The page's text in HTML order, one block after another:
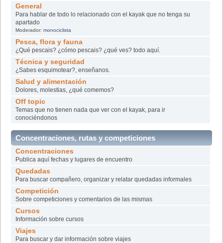
General
Para hablar de todo lo relacionado con el kayak que no tenga su
apartado
Moderador: monociclista
Pesca, flora y fauna
¿Qué pescais? ¿cómo pescais? ¿qué ves? todo aquí.
Técnica y seguridad
¿Sabes esquimotear?, enseñanos.
Salud y alimentación
Dolores, molestias, ¿qué comemos?
Off topic
Temas que no tienen nada que ver con el kayak, para ir
conociéndonos
Concentraciones, rutas y competiciones
Concentraciones
Publica aquí fechas y lugares de encuentro
Quedadas
Para buscar compañero, organizar y relatar quedadas informales
Competición
Sobre competiciones y comentarios de las mismas
Cursos
Información sobre cursos
Viajes
Para buscar y dar información sobre viajes